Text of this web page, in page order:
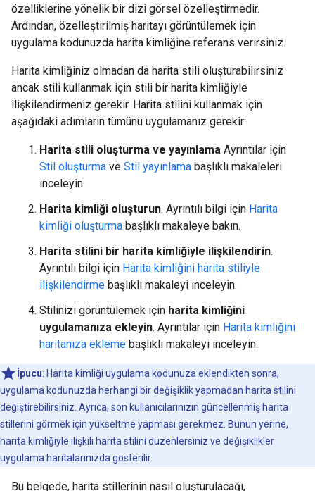
özelliklerine yönelik bir dizi görsel özelleştirmedir.
Ardından, özelleştirilmiş haritayı görüntülemek için
uygulama kodunuzda harita kimliğine referans verirsiniz.
Harita kimliğiniz olmadan da harita stili oluşturabilirsiniz
ancak stili kullanmak için stili bir harita kimliğiyle
ilişkilendirmeniz gerekir. Harita stilini kullanmak için
aşağıdaki adımların tümünü uygulamanız gerekir:
Harita stili oluşturma ve yayınlama Ayrıntılar için
Stil oluşturma ve Stil yayınlama başlıklı makaleleri
inceleyin.
Harita kimliği oluşturun. Ayrıntılı bilgi için Harita
kimliği oluşturma başlıklı makaleye bakın.
Harita stilini bir harita kimliğiyle ilişkilendirin.
Ayrıntılı bilgi için Harita kimliğini harita stiliyle
ilişkilendirme başlıklı makaleyi inceleyin.
Stilinizi görüntülemek için harita kimliğini
uygulamanıza ekleyin. Ayrıntılar için Harita kimliğini
haritanıza ekleme başlıklı makaleyi inceleyin.
İpucu: Harita kimliği uygulama kodunuza eklendikten sonra,
uygulama kodunuzda herhangi bir değişiklik yapmadan harita stilini
değiştirebilirsiniz. Ayrıca, son kullanıcılarınızın güncellenmiş harita
stillerini görmek için yükseltme yapması gerekmez. Bunun yerine,
harita kimliğiyle ilişkili harita stilini düzenlersiniz ve değişiklikler
uygulama haritalarınızda gösterilir.
Bu belgede, harita stillerinin nasıl oluşturulacağı,